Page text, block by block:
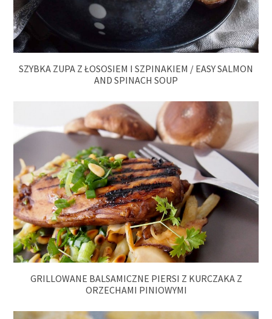
SZYBKA ZUPA Z ŁOSOSIEM I SZPINAKIEM / EASY SALMON
AND SPINACH SOUP
GRILLOWANE BALSAMICZNE PIERSI Z KURCZAKA Z
ORZECHAMI PINIOWYMI